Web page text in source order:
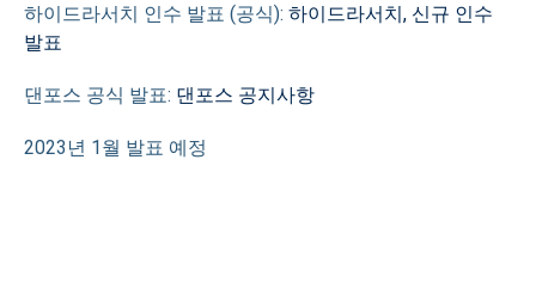
하이드라서치 인수 발표 (공식): 하이드라서치, 신규 인수
발표
댄포스 공식 발표: 댄포스 공지사항
2023년 1월 발표 예정